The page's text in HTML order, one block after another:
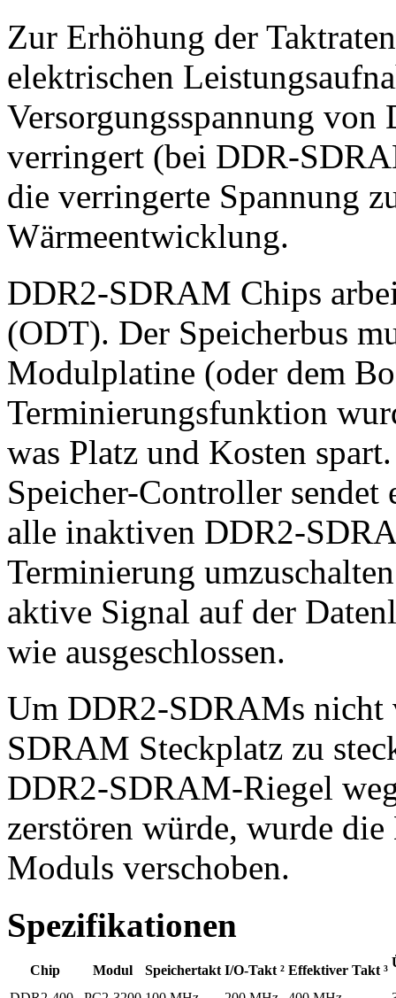
Zur Erhöhung der
elektrischen
Versorgungsspannung
verringert (bei DDR-
die verringerte Spannung
Wärmeentwicklung.
DDR2-SDRAM Chips
(ODT). Der Speicherbus
Modulplatine (oder dem
Terminierungsfunktion
was Platz und Kosten
Speicher-Controller sendet
alle inaktiven DDR2-
Terminierung
aktive Signal auf der
wie ausgeschlossen.
Um DDR2-SDRAMs nicht
SDRAM Steckplatz zu
DDR2-SDRAM-Riegel
zerstören würde, wurde
Moduls verschoben.
Spezifikationen
Chip Modul Speichertakt I/O-Takt ² Effektiver Takt ³